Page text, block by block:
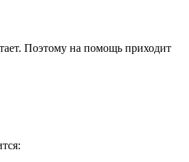
Поэтому на помощь приходит